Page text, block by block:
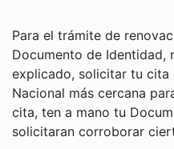
Para el trámite de
Documento de Identidad,
explicado, solicitar tu cita
Nacional más cercana
cita, ten a mano tu
solicitaran corroborar